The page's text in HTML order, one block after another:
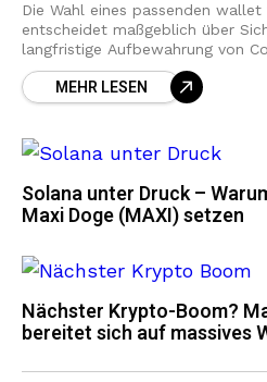
Die Wahl eines passenden
entscheidet maßgeblich über
langfristige Aufbewahrung von
Ethereum. Für Privatanleger,
in Deutschland geht
MEHR LESEN
Solana unter Druck –
Maxi Doge (MAXI) setzen
Nächster Krypto-Boom?
bereitet sich auf massives